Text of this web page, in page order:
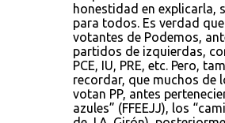
honestidad en explicarla,
para todos. Es verdad
votantes de Podemos,
partidos de izquierdas,
PCE, IU, PRE, etc. Pero,
recordar, que muchos de
votan PP, antes
azules” (FFEEJJ), los